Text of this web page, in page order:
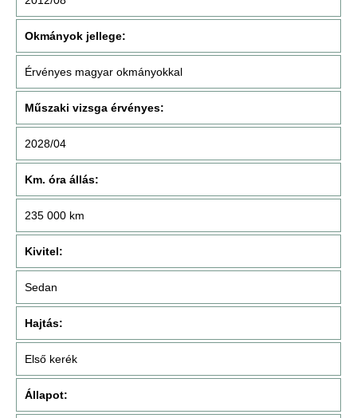
Okmányok jellege:
Érvényes magyar okmányokkal
Műszaki vizsga érvényes:
2028/04
Km. óra állás:
235 000 km
Kivitel:
Sedan
Hajtás:
Első kerék
Állapot: